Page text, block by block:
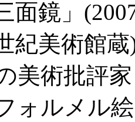
面鏡」
紀美術館
美術批評
ォルメル